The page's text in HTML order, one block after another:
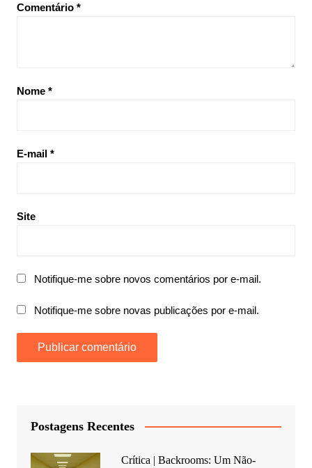
Comentário *
Nome *
E-mail *
Site
Notifique-me sobre novos comentários por e-mail.
Notifique-me sobre novas publicações por e-mail.
Postagens Recentes
Crítica | Backrooms: Um Não-